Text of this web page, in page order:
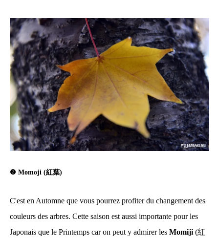
❷ Momoji (紅葉)
C'est en Automne que vous pourrez profiter du changement des
couleurs des arbres. Cette saison est aussi importante pour les
Japonais que le Printemps car on peut y admirer les Momiji (紅